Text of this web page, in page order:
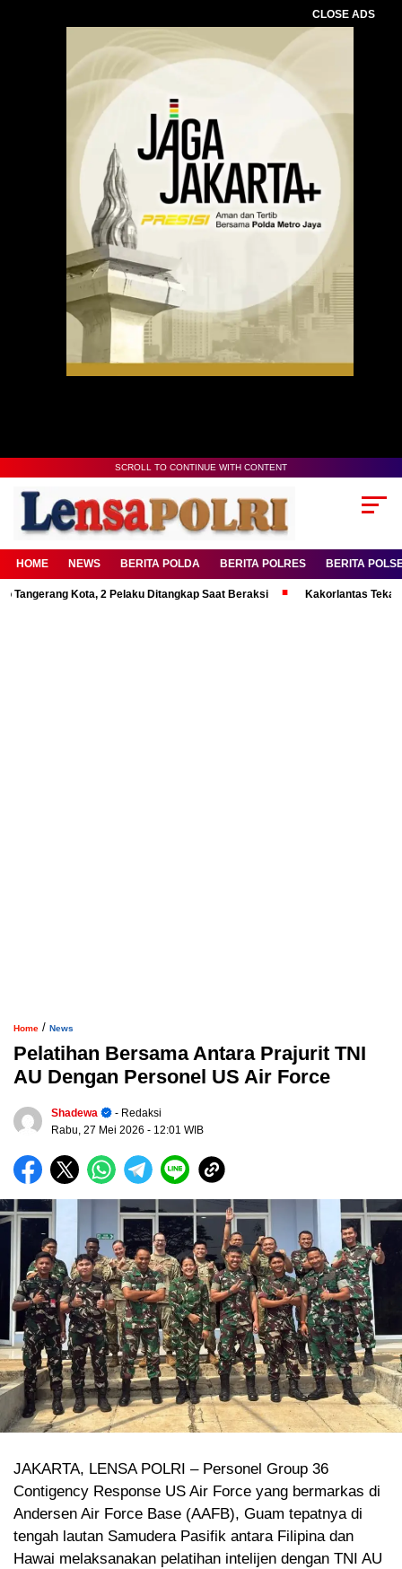
CLOSE ADS
SCROLL TO CONTINUE WITH CONTENT
HOME NEWS BERITA POLDA BERITA POLRES BERITA
Kota, 2 Pelaku Ditangkap Saat Beraksi Kakorlantas Tekankan
Home / News
Pelatihan Bersama Antara Prajurit TNI
AU Dengan Personel US Air Force
Shadewa
- Redaksi
Rabu, 27 Mei 2026 - 12:01 WIB
JAKARTA, LENSA POLRI – Personel Group 36
Contigency Response US Air Force yang bermarkas di
Andersen Air Force Base (AAFB), Guam tepatnya di
tengah lautan Samudera Pasifik antara Filipina dan
Hawai melaksanakan pelatihan intelijen dengan TNI AU